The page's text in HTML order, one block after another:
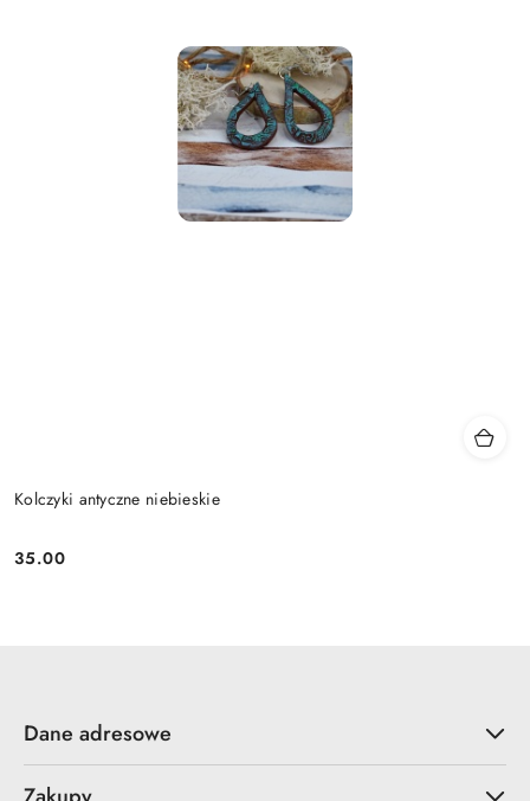
Kolczyki antyczne niebieskie
Cena:
35.00
Dane adresowe